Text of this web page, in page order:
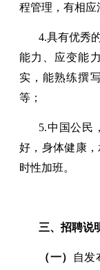
程管理，有相应
4.具有优秀
能力、应变能
实，能熟练撰
等；
5.中国公民
好，身体健康
时性加班。
三、招聘说
（一）
自发